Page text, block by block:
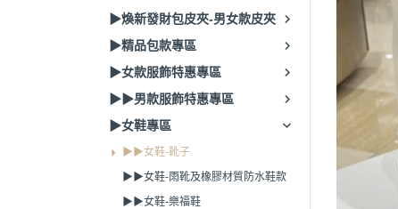
▶煥新發財包皮夾-男女款皮夾
▶精品包款專區
▶女款服飾特惠專區
▶▶男款服飾特惠專區
▶女鞋專區
▶▶女鞋-靴子
▶▶女鞋-雨靴及橡膠材質防水鞋款
▶▶女鞋-樂福鞋